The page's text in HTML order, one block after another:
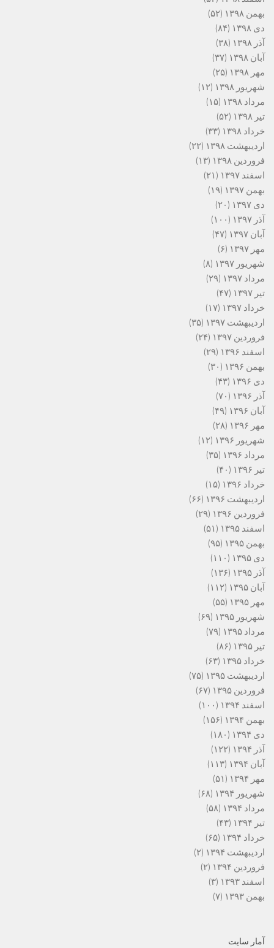
بهمن ۱۳۹۸
(۵۲)
دی ۱۳۹۸
(۸۴)
آذر ۱۳۹۸
(۳۸)
آبان ۱۳۹۸
(۳۷)
مهر ۱۳۹۸
(۲۵)
شهریور ۱۳۹۸
(۱۲)
مرداد ۱۳۹۸
(۱۵)
تیر ۱۳۹۸
(۵۲)
خرداد ۱۳۹۸
(۳۳)
اردیبهشت ۱۳۹۸
(۲۲)
فروردین ۱۳۹۸
(۱۳)
اسفند ۱۳۹۷
(۲۱)
بهمن ۱۳۹۷
(۱۹)
دی ۱۳۹۷
(۲۰)
آذر ۱۳۹۷
(۱۰۰)
آبان ۱۳۹۷
(۴۷)
مهر ۱۳۹۷
(۶)
شهریور ۱۳۹۷
(۸)
مرداد ۱۳۹۷
(۲۹)
تیر ۱۳۹۷
(۴۷)
خرداد ۱۳۹۷
(۱۷)
اردیبهشت ۱۳۹۷
(۳۵)
فروردین ۱۳۹۷
(۲۴)
اسفند ۱۳۹۶
(۲۹)
بهمن ۱۳۹۶
(۳۰)
دی ۱۳۹۶
(۴۳)
آذر ۱۳۹۶
(۷۰)
آبان ۱۳۹۶
(۴۹)
مهر ۱۳۹۶
(۲۸)
شهریور ۱۳۹۶
(۱۲)
مرداد ۱۳۹۶
(۳۵)
تیر ۱۳۹۶
(۴۰)
خرداد ۱۳۹۶
(۱۵)
اردیبهشت ۱۳۹۶
(۶۶)
فروردین ۱۳۹۶
(۲۹)
اسفند ۱۳۹۵
(۵۱)
بهمن ۱۳۹۵
(۹۵)
دی ۱۳۹۵
(۱۱۰)
آذر ۱۳۹۵
(۱۳۶)
آبان ۱۳۹۵
(۱۱۲)
مهر ۱۳۹۵
(۵۵)
شهریور ۱۳۹۵
(۶۹)
مرداد ۱۳۹۵
(۷۹)
تیر ۱۳۹۵
(۸۶)
خرداد ۱۳۹۵
(۶۳)
اردیبهشت ۱۳۹۵
(۷۵)
فروردین ۱۳۹۵
(۶۷)
اسفند ۱۳۹۴
(۱۰۰)
بهمن ۱۳۹۴
(۱۵۶)
دی ۱۳۹۴
(۱۸۰)
آذر ۱۳۹۴
(۱۲۲)
آبان ۱۳۹۴
(۱۱۳)
مهر ۱۳۹۴
(۵۱)
شهریور ۱۳۹۴
(۶۸)
مرداد ۱۳۹۴
(۵۸)
تیر ۱۳۹۴
(۴۳)
خرداد ۱۳۹۴
(۶۵)
اردیبهشت ۱۳۹۴
(۲)
فروردین ۱۳۹۴
(۲)
اسفند ۱۳۹۳
(۳)
بهمن ۱۳۹۳
(۷)
آمار سایت